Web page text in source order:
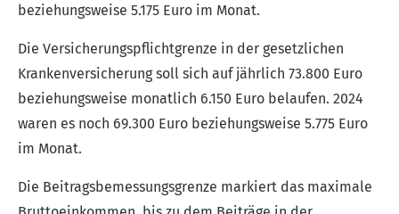
beziehungsweise 5.175 Euro im Monat.
Die Versicherungspflichtgrenze in der gesetzlichen
Krankenversicherung soll sich auf jährlich 73.800 Euro
beziehungsweise monatlich 6.150 Euro belaufen. 2024
waren es noch 69.300 Euro beziehungsweise 5.775 Euro
im Monat.
Die Beitragsbemessungsgrenze markiert das maximale